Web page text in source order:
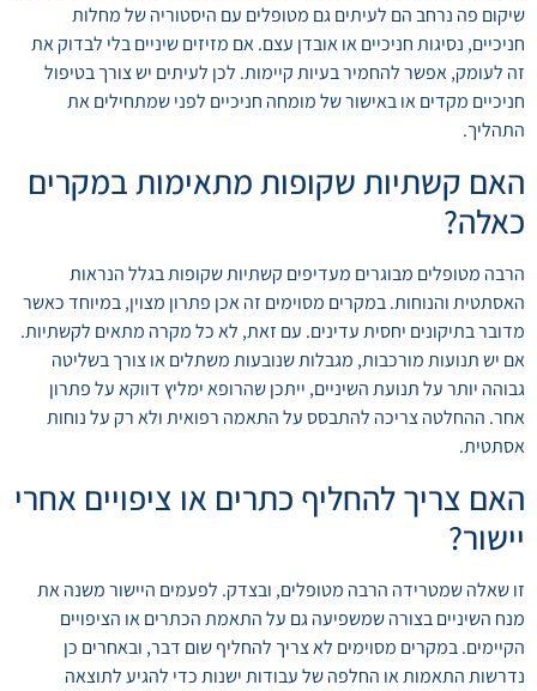
שיקום פה נרחב הם לעיתים גם מטופלים עם היסטוריה של מחלות
חניכיים, נסיגות חניכיים או אובדן עצם. אם מזיזים שיניים בלי לבדוק את
זה לעומק, אפשר להחמיר בעיות קיימות. לכן לעיתים יש צורך בטיפול
חניכיים מקדים או באישור של מומחה חניכיים לפני שמתחילים את
התהליך.
האם קשתיות שקופות מתאימות במקרים
כאלה?
הרבה מטופלים מבוגרים מעדיפים קשתיות שקופות בגלל הנראות
האסתטית והנוחות. במקרים מסוימים זה אכן פתרון מצוין, במיוחד כאשר
מדובר בתיקונים יחסית עדינים. עם זאת, לא כל מקרה מתאים לקשתיות.
אם יש תנועות מורכבות, מגבלות שנובעות משתלים או צורך בשליטה
גבוהה יותר על תנועת השיניים, ייתכן שהרופא ימליץ דווקא על פתרון
אחר. ההחלטה צריכה להתבסס על התאמה רפואית ולא רק על נוחות
אסתטית.
האם צריך להחליף כתרים או ציפויים אחרי
יישור?
זו שאלה שמטרידה הרבה מטופלים, ובצדק. לפעמים היישור משנה את
מנח השיניים בצורה שמשפיעה גם על התאמת הכתרים או הציפויים
הקיימים. במקרים מסוימים לא צריך להחליף שום דבר, ובאחרים כן
נדרשות התאמות או החלפה של עבודות ישנות כדי להגיע לתוצאה